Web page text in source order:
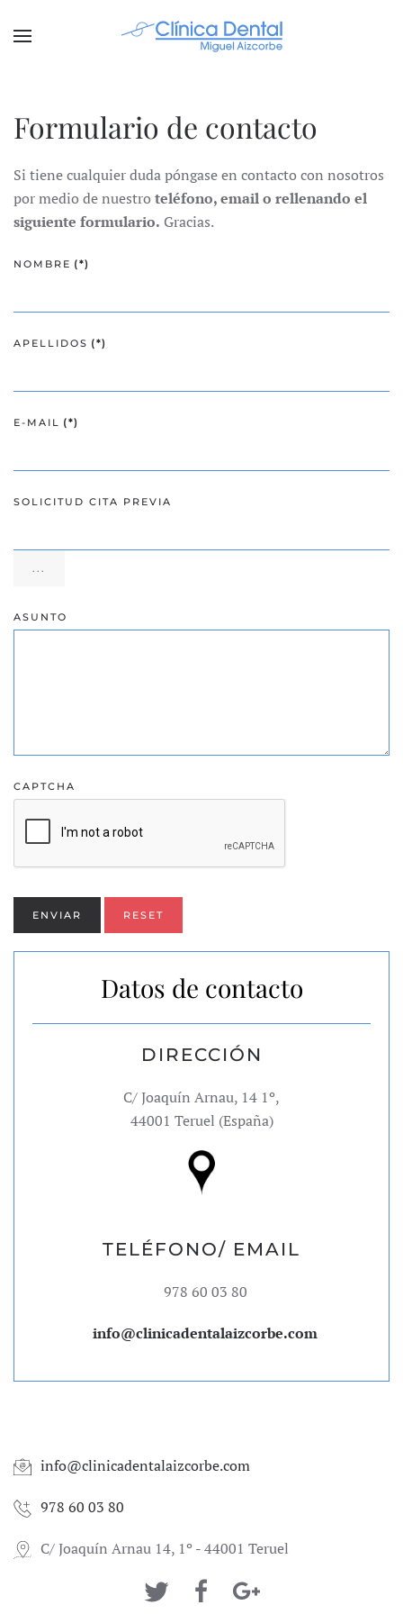
Formulario de contacto
Si tiene cualquier duda póngase en contacto con nosotros
por medio de nuestro teléfono, email o rellenando el
siguiente formulario. Gracias.
NOMBRE (*)
APELLIDOS (*)
E-MAIL (*)
SOLICITUD CITA PREVIA
ASUNTO
CAPTCHA
ENVIAR RESET
Datos de contacto
DIRECCIÓN
C/ Joaquín Arnau, 14 1º,
44001 Teruel (España)
TELÉFONO/ EMAIL
978 60 03 80
info@clinicadentalaizcorbe.com
info@clinicadentalaizcorbe.com
978 60 03 80
C/ Joaquín Arnau 14, 1º - 44001 Teruel